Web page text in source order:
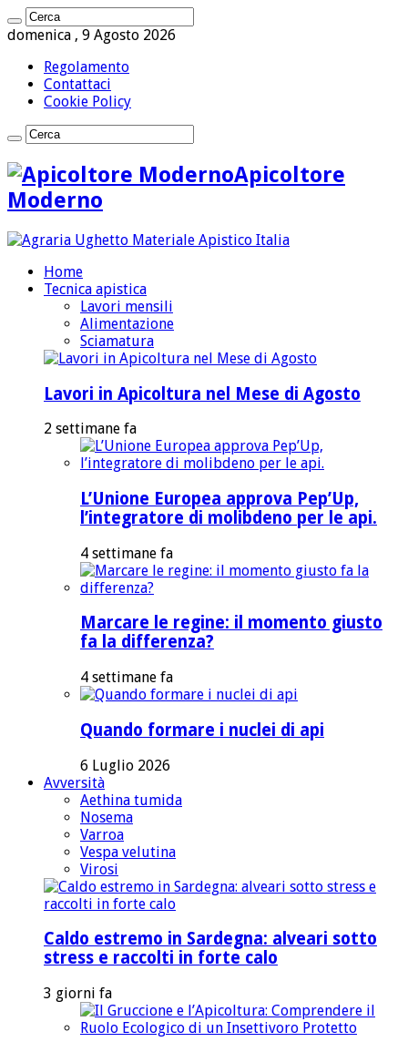
domenica , 9 Agosto 2026
Regolamento
Contattaci
Cookie Policy
Apicoltore
Moderno
Home
Tecnica apistica
Lavori mensili
Alimentazione
Sciamatura
Lavori in Apicoltura nel Mese di Agosto
2 settimane fa
L’Unione Europea approva Pep’Up,
l’integratore di molibdeno per le api.
4 settimane fa
Marcare le regine: il momento giusto
fa la differenza?
4 settimane fa
Quando formare i nuclei di api
6 Luglio 2026
Avversità
Aethina tumida
Nosema
Varroa
Vespa velutina
Virosi
Caldo estremo in Sardegna: alveari sotto
stress e raccolti in forte calo
3 giorni fa